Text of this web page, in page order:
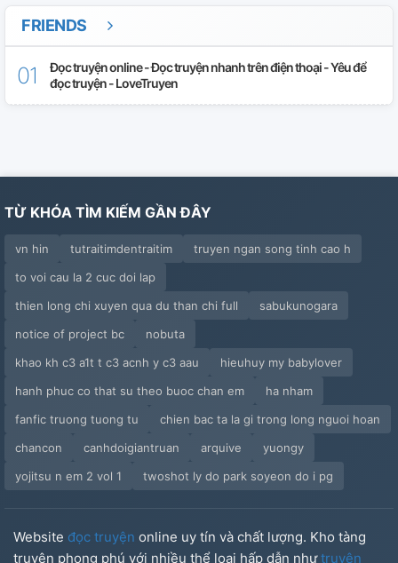
FRIENDS
Đọc truyện online - Đọc truyện nhanh trên điện thoại - Yêu để
đọc truyện - LoveTruyen
TỪ KHÓA TÌM KIẾM GẦN ĐÂY
vn hin tutraitimdentraitim
truyen ngan song tinh cao h
to voi cau la 2 cuc doi lap
thien long chi xuyen qua du than chi full
sabukunogara
notice of project bc
nobuta
khao kh c3 a1t t c3 acnh y c3 aau
hieuhuy my babylover
hanh phuc co that su theo buoc chan em
ha nham
fanfic truong tuong tu
chien bac ta la gi trong long nguoi hoan
chancon
canhdoigiantruan arquive
yuongy
yojitsu n em 2 vol 1
twoshot ly do park soyeon do i pg
Website đọc truyện online uy tín và chất lượng. Kho tàng
truyện phong phú với nhiều thể loại hấp dẫn nhưtruyện